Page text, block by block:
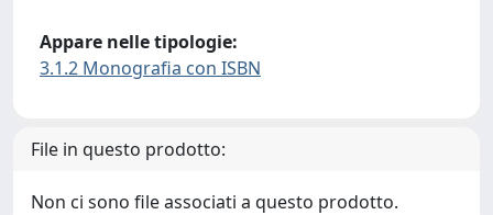
Appare nelle tipologie:
3.1.2 Monografia con ISBN
File in questo prodotto:
Non ci sono file associati a questo prodotto.